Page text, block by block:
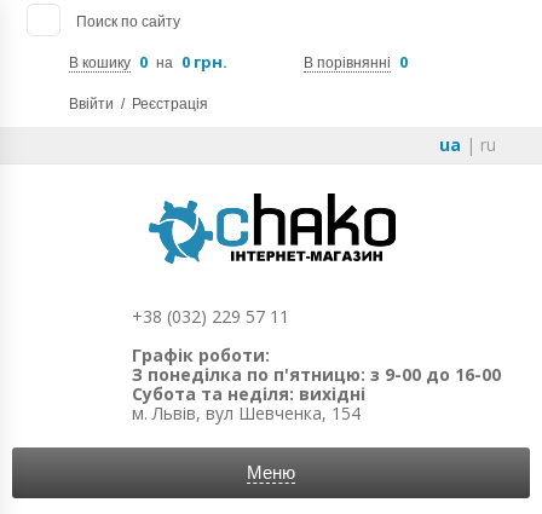
Поиск по сайту
В кошику 0 на 0 грн. В порівнянні 0
Ввійти / Реєстрація
ua | ru
+38 (032) 229 57 11
Графік роботи:
З понеділка по п'ятницю: з 9-00 до 16-00
Субота та неділя: вихідні
м. Львів, вул Шевченка, 154
Меню